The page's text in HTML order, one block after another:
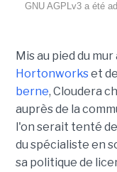
GNU AGPLv3 a été
Mis au pied du
Hortonworkset
berne, Cloudera
auprès de la
l'on serait tenté
du spécialiste en
sa politique de